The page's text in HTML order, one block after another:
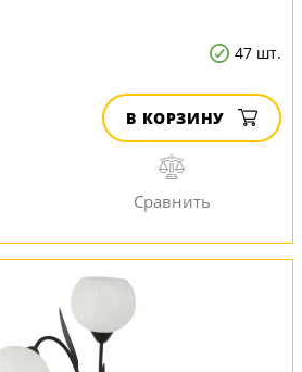
47 шт.
В КОРЗИНУ